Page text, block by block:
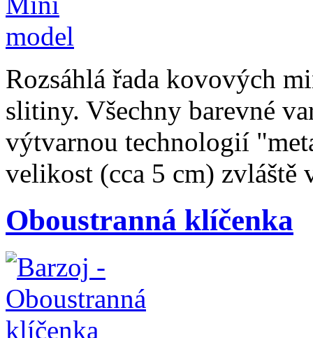
Rozsáhlá řada kovových
slitiny. Všechny barevné
výtvarnou technologií
velikost (cca 5 cm) zvláště
Oboustranná klíčenka